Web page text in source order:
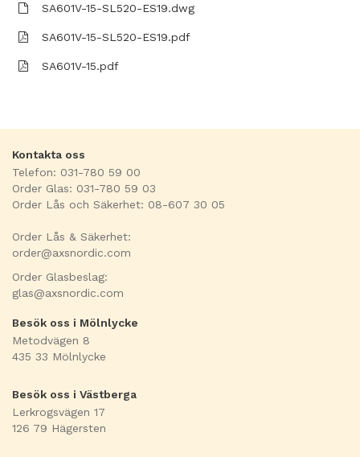
SA601V-15-SL520-ES19.dwg
SA601V-15-SL520-ES19.pdf
SA601V-15.pdf
Kontakta oss
Telefon: 031-780 59 00
Order Glas: 031-780 59 03
Order Lås och Säkerhet: 08-607 30 05
Order Lås & Säkerhet:
order@axsnordic.com
Order Glasbeslag:
glas@axsnordic.com
Besök oss i Mölnlycke
Metodvägen 8
435 33 Mölnlycke
Besök oss i Västberga
Lerkrogsvägen 17
126 79 Hägersten